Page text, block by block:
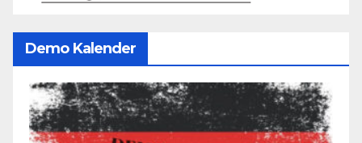
Demo Kalender